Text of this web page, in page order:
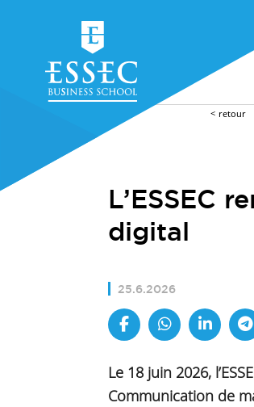
retour
L’ESSEC
digital
25.6.2026
Le 18 juin 2026,
Communication de